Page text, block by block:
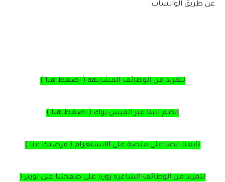
عن طريق الواتساب
للمزيد من الوظائف المشابهة ( اضغط هنا )
انظم الينا عبر الفيس بوك ( اضغط هنا )
تابعنا ايضا على منصة على الانستغرام ( فرصتك عنا )
للمزيد من الوظائف الشاغره زورنا على صفحتنا على تويتر (